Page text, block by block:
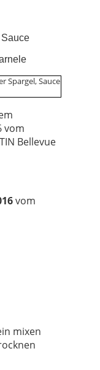
vom
Bellevue
vom
mixen